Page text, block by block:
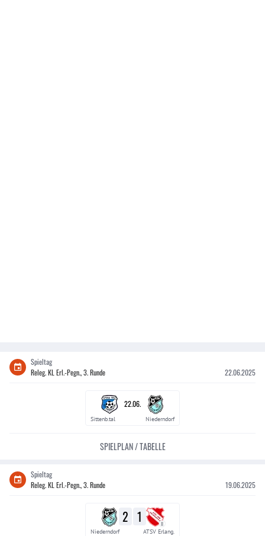
Spieltag
Releg. KL Erl.-Pegn., 3. Runde
22.06.2025
22.06.
Sittenb.tal Niederndorf
SPIELPLAN / TABELLE
Spieltag
Releg. KL Erl.-Pegn., 3. Runde
19.06.2025
2 1 II
Niederndorf ATSV Erlang.